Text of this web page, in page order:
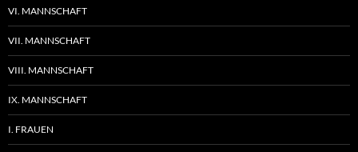
VI. MANNSCHAFT
VII. MANNSCHAFT
VIII. MANNSCHAFT
IX. MANNSCHAFT
I. FRAUEN